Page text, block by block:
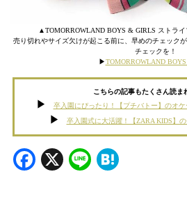
▲TOMORROWLAND BOYS & GIRLS ストラ
売り切れやサイズ欠けが起こる前に、早めのチェック
チェックを！
▶︎TOMORROWLAND
こちらの記事もたくさん読ま
卒入園にぴったり！【プチバトー】のオ
卒入園式に大活躍！【ZARA KIDS】
Facebook
X Line